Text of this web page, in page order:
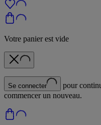
Votre panier est vide
Se connecter
pour
commencer un nouveau.